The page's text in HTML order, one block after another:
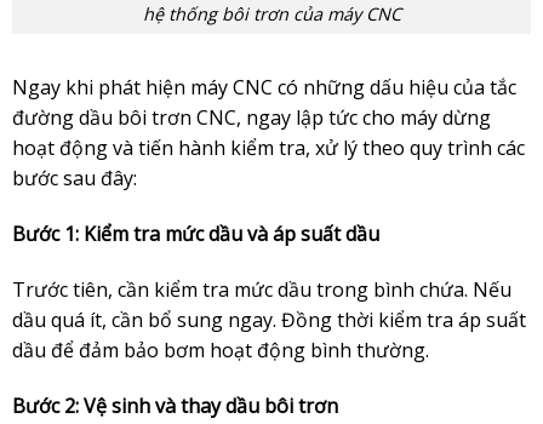
hệ thống bôi trơn của máy CNC
Ngay khi phát hiện máy CNC có những dấu hiệu của tắc
đường dầu bôi trơn CNC, ngay lập tức cho máy dừng
hoạt động và tiến hành kiểm tra, xử lý theo quy trình các
bước sau đây:
Bước 1: Kiểm tra mức dầu và áp suất dầu
Trước tiên, cần kiểm tra mức dầu trong bình chứa. Nếu
dầu quá ít, cần bổ sung ngay. Đồng thời kiểm tra áp suất
dầu để đảm bảo bơm hoạt động bình thường.
Bước 2: Vệ sinh và thay dầu bôi trơn